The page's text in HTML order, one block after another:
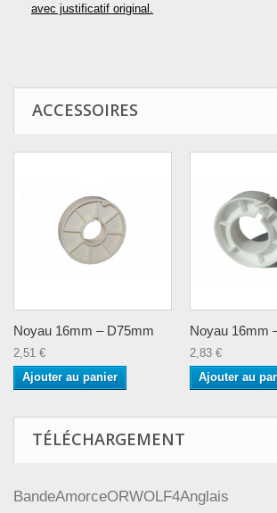
avec justificatif original.
ACCESSOIRES
Noyau 16mm – D75mm
2,51 €
Ajouter au panier
Noyau 16mm
2,83 €
Ajouter au
TÉLÉCHARGEMENT
BandeAmorceORWOLF4Anglais